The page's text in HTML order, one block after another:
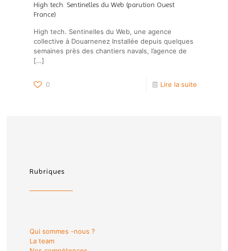
High tech. Sentinelles du Web (parution Ouest
France)
High tech. Sentinelles du Web, une agence
collective à Douarnenez Installée depuis quelques
semaines près des chantiers navals, l’agence de
[…]
0 Lire la suite
Rubriques
Qui sommes -nous ?
La team